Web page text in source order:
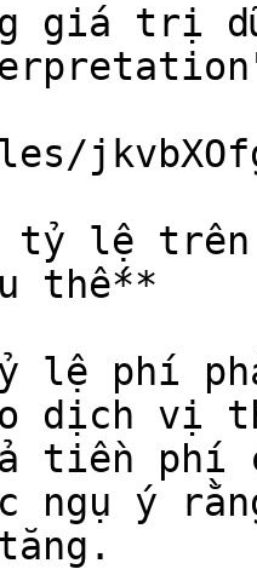
giá trị
tỷ lệ
thế**
dịch vị
tiền phí
ngụ ý